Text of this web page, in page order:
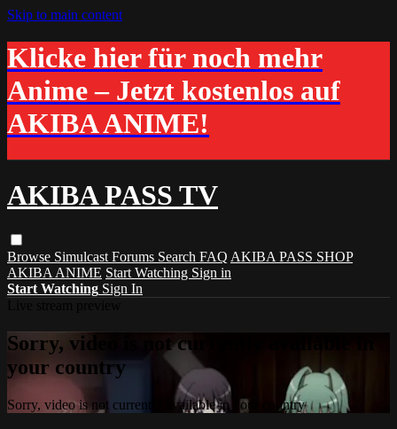
Skip to main content
Klicke hier für noch mehr
Anime – Jetzt kostenlos auf
AKIBA ANIME!
AKIBA PASS TV
Browse Simulcast Forums Search FAQ AKIBA PASS SHOP
AKIBA ANIME Start Watching Sign in
Start Watching Sign In
Sorry, video is not currently available in
your country
Sorry, video is not currently available in your country